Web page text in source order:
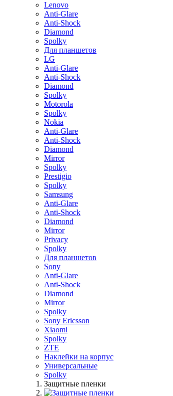
Lenovo
Anti-Glare
Anti-Shock
Diamond
Spolky
Для планшетов
LG
Anti-Glare
Anti-Shock
Diamond
Spolky
Motorola
Spolky
Nokia
Anti-Glare
Anti-Shock
Diamond
Mirror
Spolky
Prestigio
Spolky
Samsung
Anti-Glare
Anti-Shock
Diamond
Mirror
Privacy
Spolky
Для планшетов
Sony
Anti-Glare
Anti-Shock
Diamond
Mirror
Spolky
Sony Ericsson
Xiaomi
Spolky
ZTE
Наклейки на корпус
Универсальные
Spolky
Защитные пленки